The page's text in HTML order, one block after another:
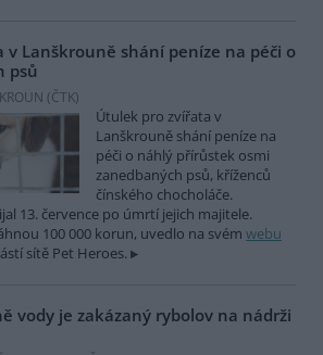
v Lanškrouně shání peníze na péči o
psů
(ČTK)
Útulek pro zvířata v
Lanškrouně shání peníze na
péči o náhlý přírůstek osmi
zanedbaných psů, kříženců
čínského chocholáče.
13. července po úmrtí jejich majitele.
100 000 korun, uvedlo na svém webu
sítě Pet Heroes.
vody je zakázaný rybolov na nádrži